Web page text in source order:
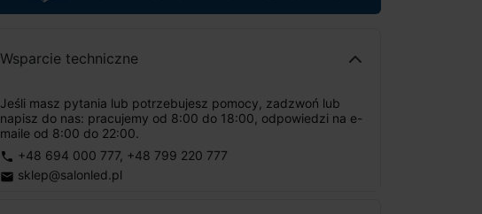
Wsparcie techniczne
Jeśli masz pytania lub potrzebujesz pomocy, zadzwoń lub
napisz do nas: pracujemy od 8:00 do 18:00, odpowiedzi na e-
maile od 8:00 do 22:00.
phone +48 694 000 777, +48 799 220 777
email sklep@salonled.pl